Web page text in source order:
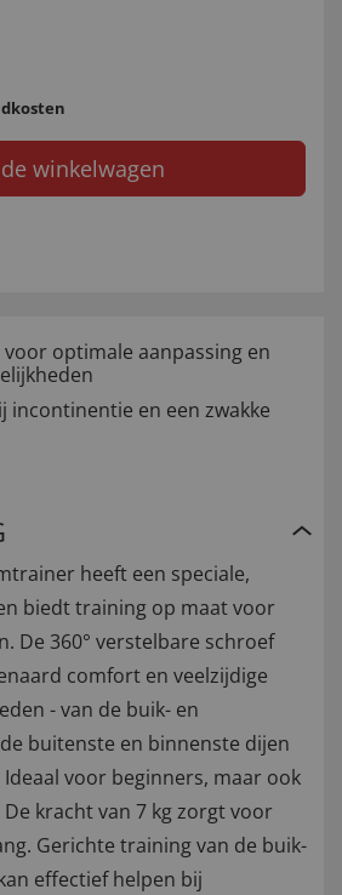
winkelwagen
voor optimale aanpassing en
incontinentie en een zwakke
heeft een speciale,
biedt training op maat voor
De 360° verstelbare schroef
comfort en veelzijdige
- van de buik- en
buitenste en binnenste dijen
voor beginners, maar ook
kracht van 7 kg zorgt voor
Gerichte training van de buik-
effectief helpen bij